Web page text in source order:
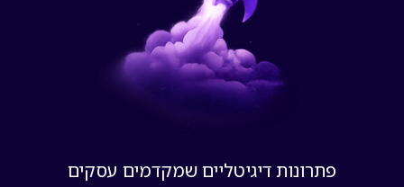
פתרונות דיגיטליים שמקדמים עסקים